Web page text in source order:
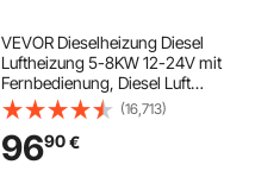
VEVOR Dieselheizung Diesel
Luftheizung 5-8KW 12-24V mit
Fernbedienung, Diesel Luft
Standheizung – schnelle
Erwärmung mit LCD-Display &
Vorheizfunktion
(16,713)
9690€